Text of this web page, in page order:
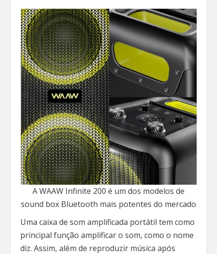
A WAAW Infinite 200 é um dos modelos de
sound box Bluetooth mais potentes do mercado
Uma caixa de som amplificada portátil tem como
principal função amplificar o som, como o nome
diz. Assim, além de reproduzir música após